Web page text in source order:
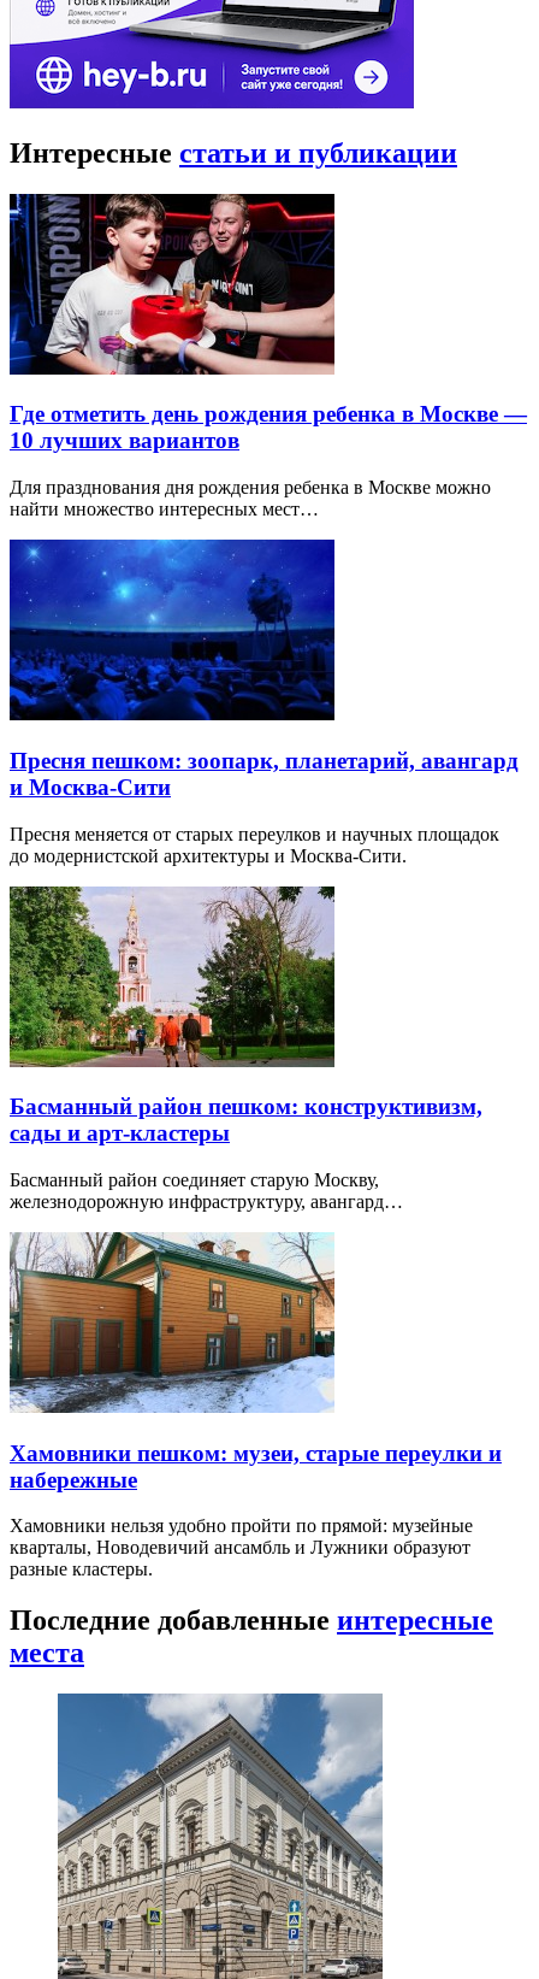
Интересные статьи и публикации
Где отметить день рождения ребенка в Москве —
10 лучших вариантов
Для празднования дня рождения ребенка в Москве можно
найти множество интересных мест…
Пресня пешком: зоопарк, планетарий, авангард
и Москва-Сити
Пресня меняется от старых переулков и научных площадок
до модернистской архитектуры и Москва-Сити.
Басманный район пешком: конструктивизм,
сады и арт-кластеры
Басманный район соединяет старую Москву,
железнодорожную инфраструктуру, авангард…
Хамовники пешком: музеи, старые переулки и
набережные
Хамовники нельзя удобно пройти по прямой: музейные
кварталы, Новодевичий ансамбль и Лужники образуют
разные кластеры.
Последние добавленные интересные
места